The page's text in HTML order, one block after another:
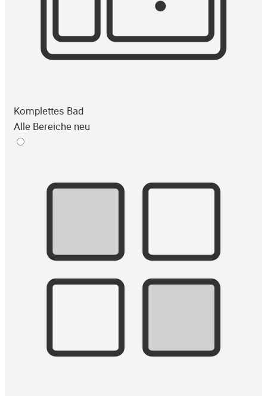
Komplettes Bad
Alle Bereiche neu